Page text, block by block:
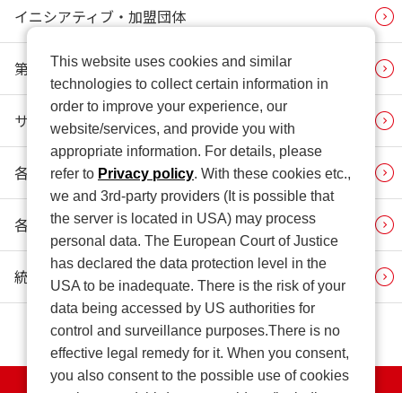
イニシアティブ・加盟団体
第三者意見
サステナビリティニュース
各種対照表
各種ポリシー等一覧（関連リンク）
統合報告書（関連リンク）
This website uses cookies and similar
technologies to collect certain information in
order to improve your experience, our
website/services, and provide you with
appropriate information. For details, please
refer to Privacy policy. With these cookies etc.,
we and 3rd-party providers (It is possible that
the server is located in USA) may process
personal data. The European Court of Justice
has declared the data protection level in the
USA to be inadequate. There is the risk of your
data being accessed by US authorities for
control and surveillance purposes.There is no
effective legal remedy for it. When you consent,
you also consent to the possible use of cookies